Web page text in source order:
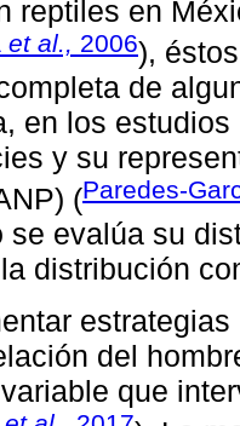
reptiles en
et al., 2006),
de
en los
y su
(Paredes-
se evalúa su
distribución
del
que